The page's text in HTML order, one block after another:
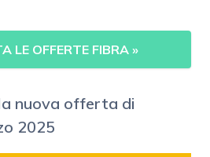
LE OFFERTE FIBRA »
nuova offerta di
2025